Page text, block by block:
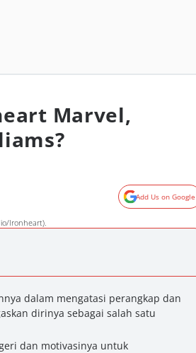
Marvel,
Add Us on Google
Ironheart).
dalam mengatasi perangkap dan
dirinya sebagai salah satu
dan motivasinya untuk